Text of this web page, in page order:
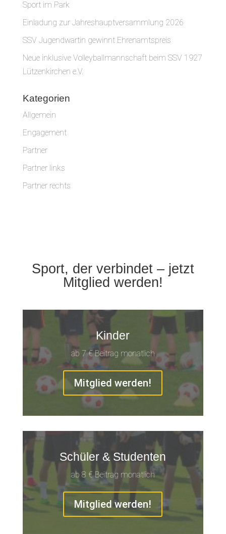
Sport im Park
Einladung zur Jahreshauptversammlung 2026
SSV Jugendwartin gewinnt Ehrenamtspreis
Neue inklusive Volleyballmannschaft beim SSV 1927
Lützenkirchen e.V.
Kategorien
Allgemein
Engagement
Partner
Partner links
Partner rechts
Sport, der verbindet – jetzt
Mitglied werden!
Kinder
ab 7 € Beitrag monatlich
Mitglied werden!
Schüler & Studenten
ab 8 € Beitrag monatlich
Mitglied werden!